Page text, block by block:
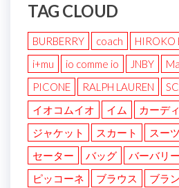
TAG CLOUD
BURBERRY coach HIROKO
i+mu
io comme io JNBY
PICONE
RALPH LAUREN
イオコムイオ
イム カーデ
ジャケット
スカート スーツ
セーター
バッグ バーバリー
ピッコーネ
ブラウス
ブラ